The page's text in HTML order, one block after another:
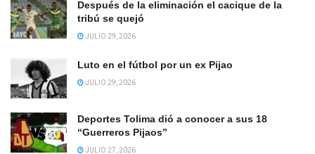
Después de la eliminación el cacique de la
tribú se quejó
JULIO 29, 2026
Luto en el fútbol por un ex Pijao
JULIO 29, 2026
Deportes Tolima dió a conocer a sus 18
“Guerreros Pijaos”
JULIO 27, 2026